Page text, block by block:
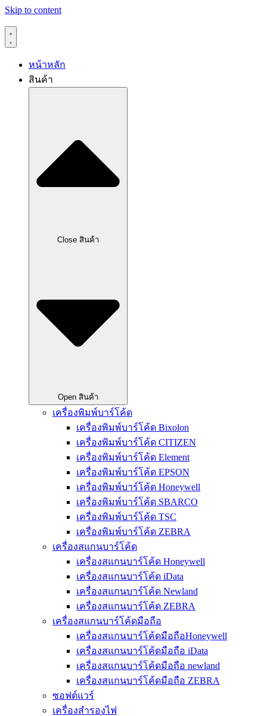
Skip to content
หน้าหลัก
สินค้า
Close สินค้า
Open สินค้า
เครื่องพิมพ์บาร์โค้ด
เครื่องพิมพ์บาร์โค้ด Bixolon
เครื่องพิมพ์บาร์โค้ด CITIZEN
เครื่องพิมพ์บาร์โค้ด Element
เครื่องพิมพ์บาร์โค้ด EPSON
เครื่องพิมพ์บาร์โค้ด Honeywell
เครื่องพิมพ์บาร์โค้ด SBARCO
เครื่องพิมพ์บาร์โค้ด TSC
เครื่องพิมพ์บาร์โค้ด ZEBRA
เครื่องสแกนบาร์โค้ด
เครื่องสแกนบาร์โค้ด Honeywell
เครื่องสแกนบาร์โค้ด iData
เครื่องสแกนบาร์โค้ด Newland
เครื่องสแกนบาร์โค้ด ZEBRA
เครื่องสแกนบาร์โค้ดมือถือ
เครื่องสแกนบาร์โค้ดมือถือHoneywell
เครื่องสแกนบาร์โค้ดมือถือ iData
เครื่องสแกนบาร์โค้ดมือถือ newland
เครื่องสแกนบาร์โค้ดมือถือ ZEBRA
ซอฟต์แวร์
เครื่องสำรองไฟ